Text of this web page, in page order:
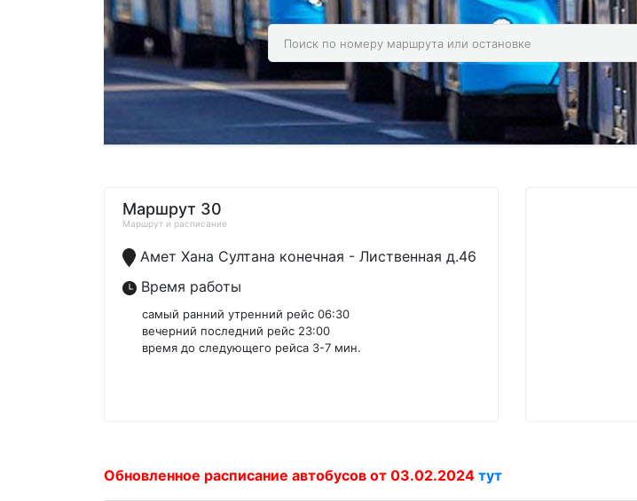
Маршрут 30
Маршрут и расписание
Амет Хана Султана конечная - Лиственная д.46
Время работы
самый ранний утренний рейс 06:30
вечерний последний рейс 23:00
время до следующего рейса 3-7 мин.
Обновленное расписание автобусов от 03.02.2024 тут